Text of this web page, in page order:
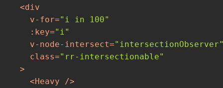
<div
v-for="i in 100"
:key="i"
v-node-intersect=
class="rr-intersectionable"
  >
<Heavy />